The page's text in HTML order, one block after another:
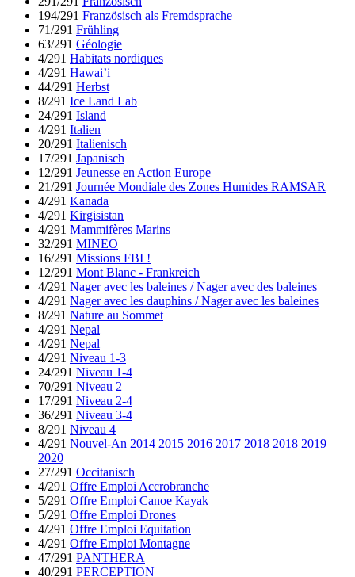
194/291 Französisch als Fremdsprache
71/291 Frühling
63/291 Géologie
4/291 Habitats nordiques
4/291 Hawai’i
44/291 Herbst
8/291 Ice Land Lab
24/291 Island
4/291 Italien
20/291 Italienisch
17/291 Japanisch
12/291 Jeunesse en Action Europe
21/291 Journée Mondiale des Zones Humides RAMSAR
4/291 Kanada
4/291 Kirgisistan
4/291 Mammifères Marins
32/291 MINEO
16/291 Missions FBI !
12/291 Mont Blanc - Frankreich
4/291 Nager avec les baleines / Nager avec des baleines
4/291 Nager avec les dauphins / Nager avec les baleines
8/291 Nature au Sommet
4/291 Nepal
4/291 Nepal
4/291 Niveau 1-3
24/291 Niveau 1-4
70/291 Niveau 2
17/291 Niveau 2-4
36/291 Niveau 3-4
8/291 Niveau 4
4/291 Nouvel-An 2014 2015 2016 2017 2018 2018 2019
2020
27/291 Occitanisch
4/291 Offre Emploi Accrobranche
5/291 Offre Emploi Canoe Kayak
5/291 Offre Emploi Drones
4/291 Offre Emploi Equitation
4/291 Offre Emploi Montagne
47/291 PANTHERA
40/291 PERCEPTION